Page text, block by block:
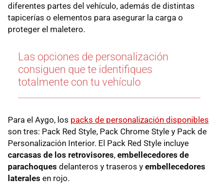
diferentes partes del vehículo, además de distintas
tapicerías o elementos para asegurar la carga o
proteger el maletero.
Las opciones de personalización
consiguen que te identifiques
totalmente con tu vehículo
Para el Aygo, los packs de personalización disponibles
son tres: Pack Red Style, Pack Chrome Style y Pack de
Personalización Interior. El Pack Red Style incluye
carcasas de los retrovisores, embellecedores de
parachoques delanteros y traseros y embellecedores
laterales en rojo.